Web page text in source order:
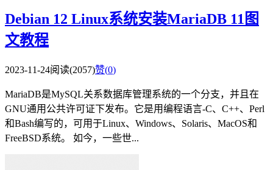
Debian 12 Linux系统安装MariaDB 11图
文教程
2023-11-24阅读(2057)赞(0)
MariaDB是MySQL关系数据库管理系统的一个分支，并且在
GNU通用公共许可证下发布。它是用编程语言-C、C++、Perl
和Bash编写的，可用于Linux、Windows、Solaris、MacOS和
FreeBSD系统。 如今，一些世...